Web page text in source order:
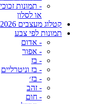
- תמונות
או לסלון
קטלוג מעצבים 2026
תמונות לפי צבע
- אדום
- אפור
- בז
- בז וניטרליים
- בז׳
- זהב
- חום